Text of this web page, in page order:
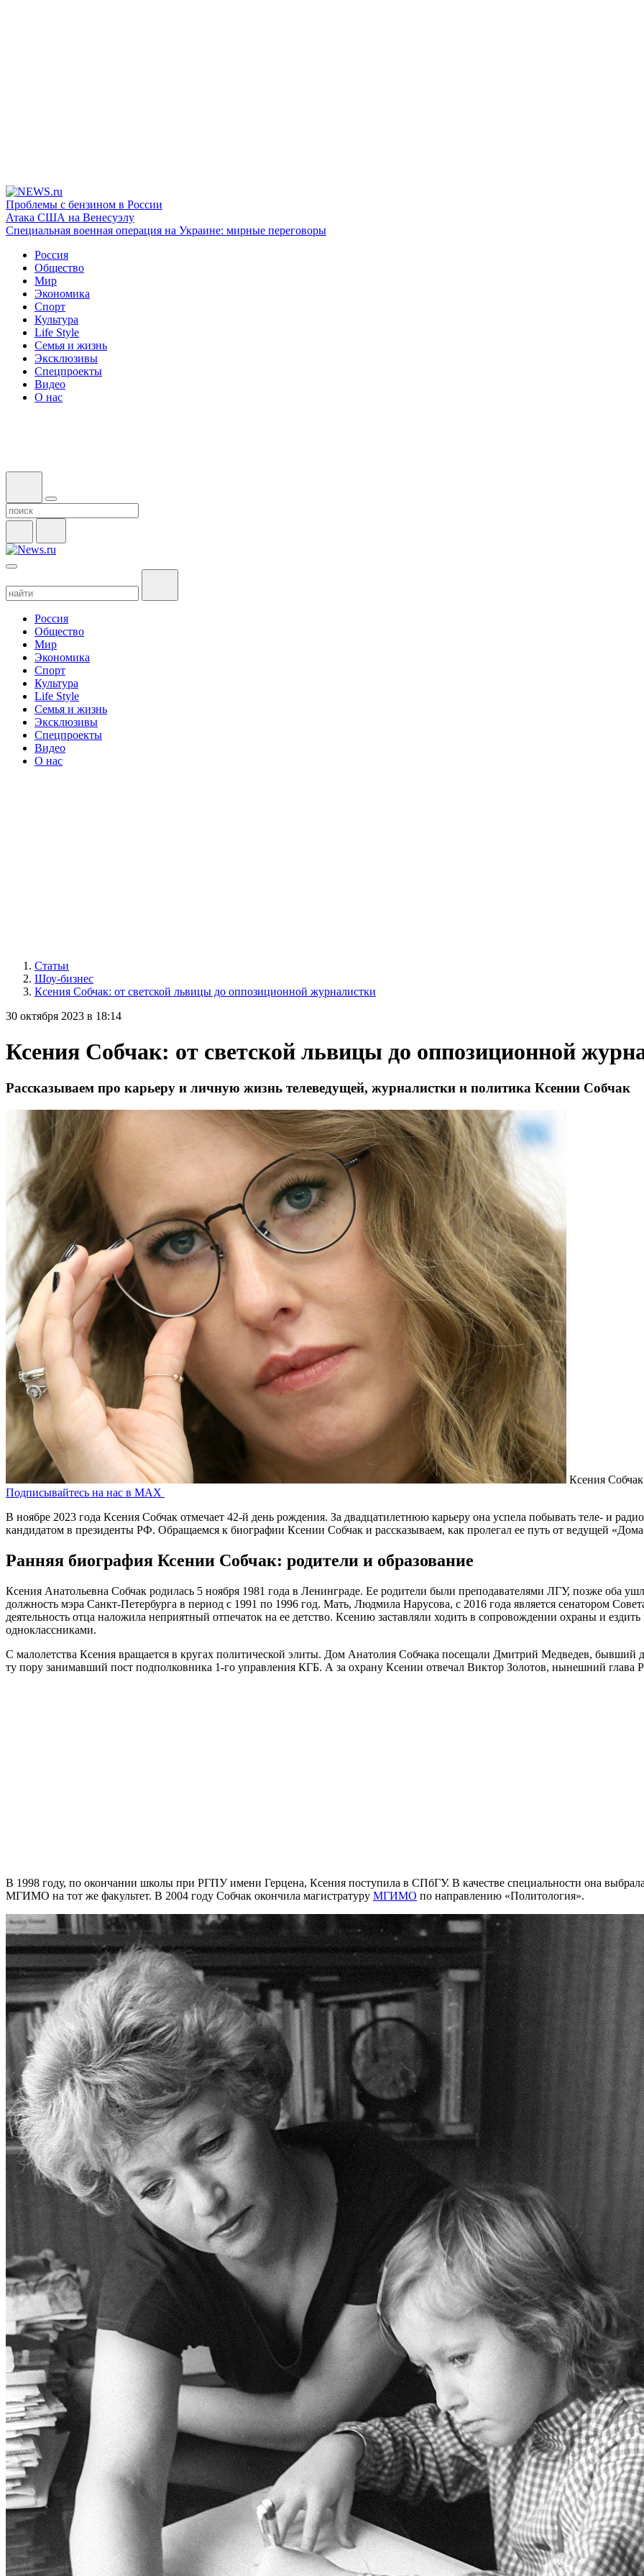
Проблемы с бензином в России
Атака США на Венесуэлу
Специальная военная операция на Украине: мирные переговоры
Россия
Общество
Мир
Экономика
Спорт
Культура
Life Style
Семья и жизнь
Эксклюзивы
Спецпроекты
Видео
О нас
Россия
Общество
Мир
Экономика
Спорт
Культура
Life Style
Семья и жизнь
Эксклюзивы
Спецпроекты
Видео
О нас
Статьи
Шоу-бизнес
Ксения Собчак: от светской львицы до оппозиционной журналистки
30 октября 2023 в 18:14
Ксения Собчак: от светской львицы до оппозиционной
Рассказываем про карьеру и личную жизнь телеведущей, журналистки и политика Ксении Собчак
Ксения Собчак
Подписывайтесь на нас в MAX
В ноябре 2023 года Ксения Собчак отмечает 42-й день рождения. За двадцатилетнюю карьеру она успела побывать теле- и
кандидатом в президенты РФ. Обращаемся к биографии Ксении Собчак и рассказываем, как пролегал ее путь от ведущей
Ранняя биография Ксении Собчак: родители и образование
Ксения Анатольевна Собчак родилась 5 ноября 1981 года в Ленинграде. Ее родители были преподавателями ЛГУ, позже оба
должность мэра Санкт-Петербурга в период с 1991 по 1996 год. Мать, Людмила Нарусова, с 2016 года является сенатором
деятельность отца наложила неприятный отпечаток на ее детство. Ксению заставляли ходить в сопровождении охраны и
одноклассниками.
С малолетства Ксения вращается в кругах политической элиты. Дом Анатолия Собчака посещали Дмитрий Медведев,
ту пору занимавший пост подполковника 1-го управления КГБ. А за охрану Ксении отвечал Виктор Золотов, нынешний глава
В 1998 году, по окончании школы при РГПУ имени Герцена, Ксения поступила в СПбГУ. В качестве специальности она
МГИМО на тот же факультет. В 2004 году Собчак окончила магистратуру МГИМО по направлению «Политология».